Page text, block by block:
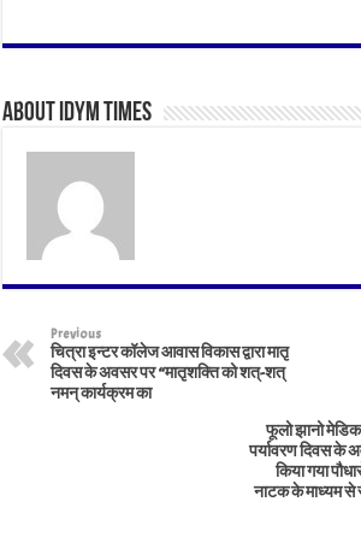
ts
A
pp
bo
ok
tt ed ail er
t
About IDYM Times
Previous
चित्रा इन्टर कॉलेज आवास विकास द्वारा मातृ
दिवस के अवसर पर “मातृशक्ति को शत्-शत्
नमन् कार्यक्रम का
फूलो झानो
पर्यावरण दिवस
किया गया
नाटक के माध्यम से